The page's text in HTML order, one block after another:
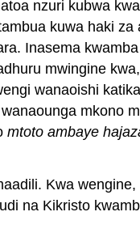
nzuri kubwa
kuwa haki
Inasema
mwingine
wanaoishi
mkono
mtoto ambaye
Kwa
na Kikristo